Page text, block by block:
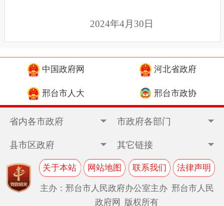
2024年4月30日
中国政府网 河北省政府
邢台市人大 邢台市政协
省内各市政府 市政府各部门
县市区政府 其它链接
关于本站 网站地图 联系我们 法律声明
主办：邢台市人民政府办公室主办 邢台市人民
政府网 版权所有